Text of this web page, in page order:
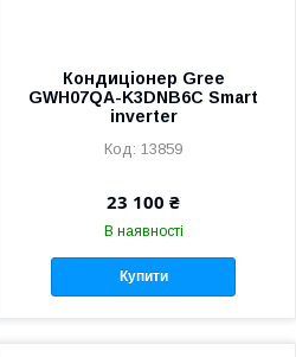
Кондиціонер Gree
GWH07QA-K3DNB6C Smart
inverter
13859
23 100 ₴
В наявності
Купити